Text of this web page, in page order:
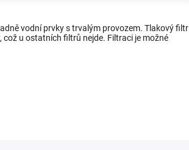
vodní prvky s trvalým provozem. Tlakový filtr
u ostatních filtrů nejde. Filtraci je možné